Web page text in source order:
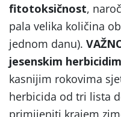
fitotoksičnost,
pala velika količina
jednom danu).
jesenskim
kasnijim rokovima
herbicida od tri lista
primijeniti krajem